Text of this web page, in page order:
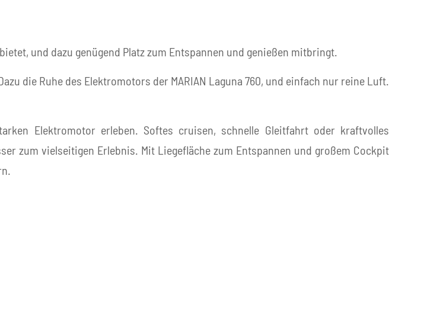
und dazu genügend Platz zum Entspannen und genießen mitbringt.
die Ruhe des Elektromotors der MARIAN Laguna 760, und einfach nur reine Luft.
Elektromotor erleben. Softes cruisen, schnelle Gleitfahrt oder kraftvolles
zum vielseitigen Erlebnis. Mit Liegefläche zum Entspannen und großem Cockpit